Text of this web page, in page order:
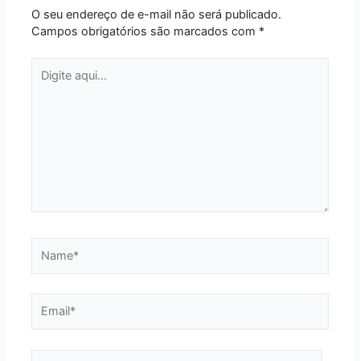
O seu endereço de e-mail não será publicado.
Campos obrigatórios são marcados com *
aqui...